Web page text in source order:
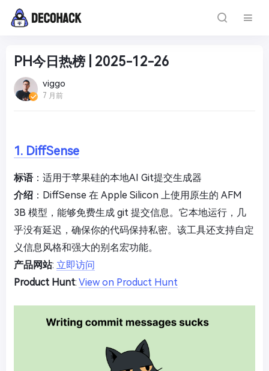
PH今日热榜 | 2025-12-26
viggo
7 月前
1. DiffSense
标语：适用于苹果硅的本地AI Git提交生成器
介绍 ：DiffSense 在 Apple Silicon 上使用原生的 AFM
3B 模型，能够免费生成 git 提交信息。它本地运行，几
乎没有延迟，确保你的代码保持私密。该工具还支持自定
义信息风格和强大的别名宏功能。
产品网站: 立即访问
Product Hunt: View on Product Hunt